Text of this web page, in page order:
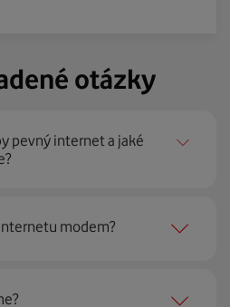
otázky
pevný internet a jaké
modem?
ho poskytneme na splátky. U